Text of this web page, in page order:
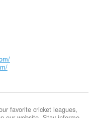
favorite cricket leagues,